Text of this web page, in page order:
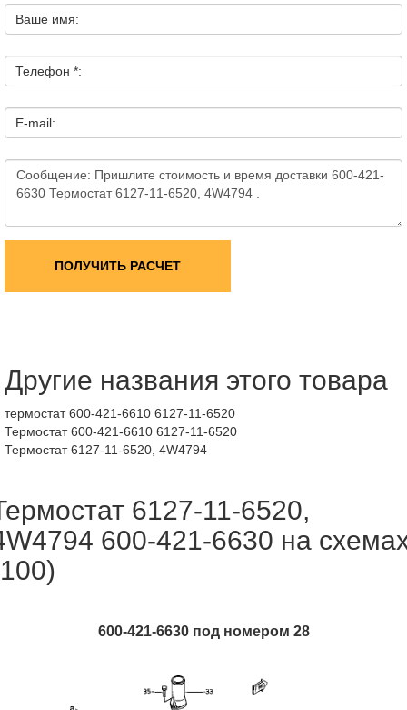
Ваше имя:
Телефон *:
E-mail:
ПОЛУЧИТЬ РАСЧЕТ
Другие названия этого товара
термостат 600-421-6610 6127-11-6520
Термостат 600-421-6610 6127-11-6520
Термостат 6127-11-6520, 4W4794
6127-11-6520,
600-421-6630 на
600-421-6630 под номером 28